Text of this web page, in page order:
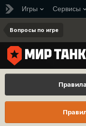
Игры Сервисы
Вопросы по игре